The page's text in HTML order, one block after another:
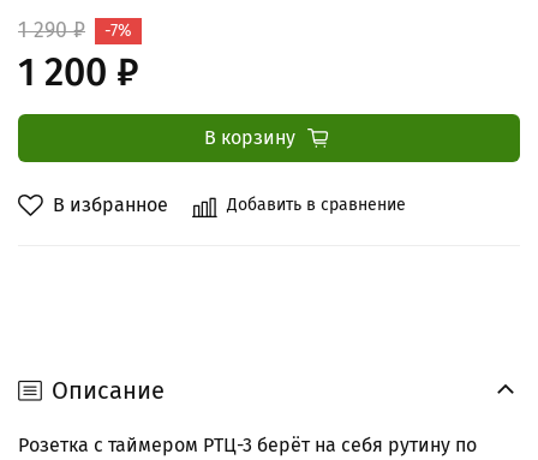
В избранное Добавить в сравнение
1 290 ₽
1 200 ₽
-7%
В корзину
Описание
Розетка с таймером РТЦ-3 берёт на себя рутину по